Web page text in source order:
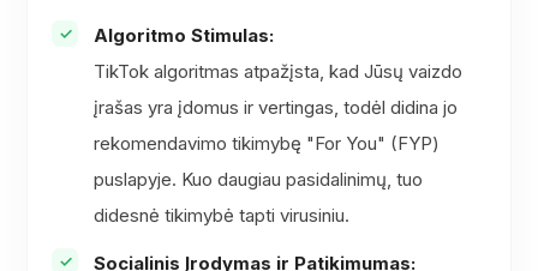
Algoritmo Stimulas:
TikTok algoritmas atpažįsta, kad Jūsų vaizdo
įrašas yra įdomus ir vertingas, todėl didina jo
rekomendavimo tikimybę "For You" (FYP)
puslapyje. Kuo daugiau pasidalinimų, tuo
didesnė tikimybė tapti virusiniu.
Socialinis Įrodymas ir Patikimumas: